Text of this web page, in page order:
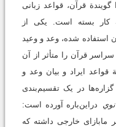
قرآن، قواعد زبانی
کار بسته است. یکی از
استفاده شده، وعد و وعید
قرآن را متأثر از آن
ایراد و بیان وعد و
در یک تقسیم‌بندی
دراين‌باره آورده است:
مابازای خارجی داشته كه